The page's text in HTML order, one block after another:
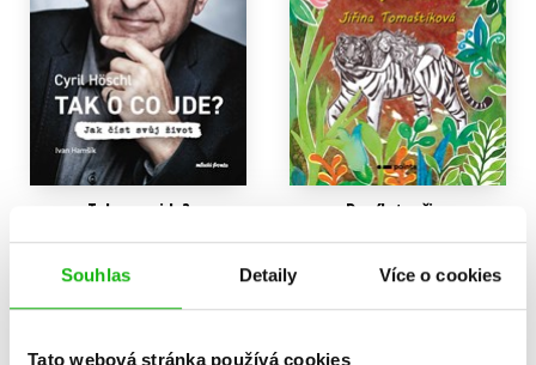
Souhlas Detaily Více o cookies
Tato webová stránka používá cookies
Tak o co jde?
Cyril Höschl, Ivan Hamšík
359 Kč
Do košíku
Deník tygřice
Jiřina Tomaštíková
223 Kč279 Kč
Do košíku